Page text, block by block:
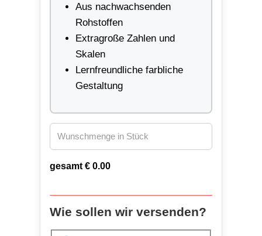
Aus nachwachsenden
Rohstoffen
Extragroße Zahlen und
Skalen
Lernfreundliche farbliche
Gestaltung
gesamt € 0.00
Wie sollen wir versenden?